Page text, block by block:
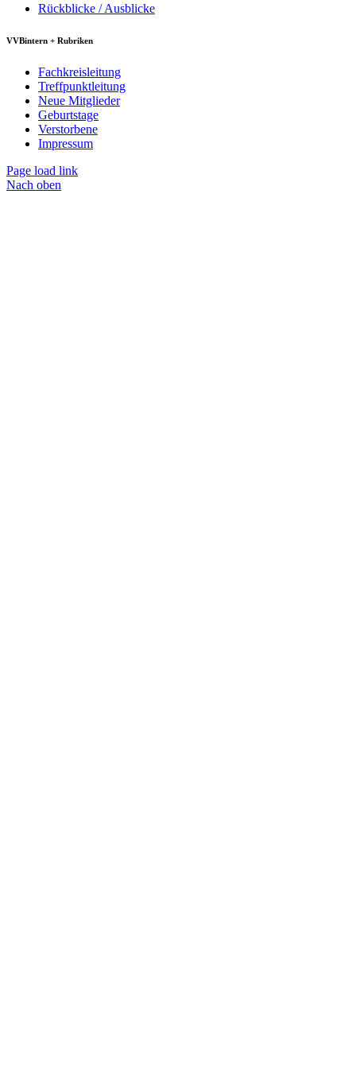
Rückblicke / Ausblicke
VVBintern + Rubriken
Fachkreisleitung
Treffpunktleitung
Neue Mitglieder
Geburtstage
Verstorbene
Impressum
Page load link
Nach oben